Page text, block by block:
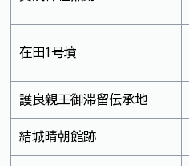
在田1号墳
護良親王御滞留伝承地
結城晴朝館跡